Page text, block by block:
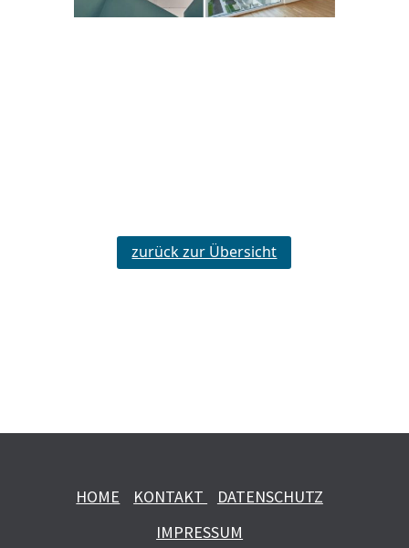
zurück zur Übersicht
HOME KONTAKT
DATENSCHUTZ
IMPRESSUM